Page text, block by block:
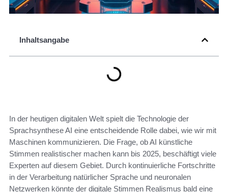
Inhaltsangabe
In der heutigen digitalen Welt spielt die Technologie der
Sprachsynthese AI eine entscheidende Rolle dabei, wie wir mit
Maschinen kommunizieren. Die Frage, ob AI künstliche
Stimmen realistischer machen kann bis 2025, beschäftigt viele
Experten auf diesem Gebiet. Durch kontinuierliche Fortschritte
in der Verarbeitung natürlicher Sprache und neuronalen
Netzwerken könnte der digitale Stimmen Realismus bald eine